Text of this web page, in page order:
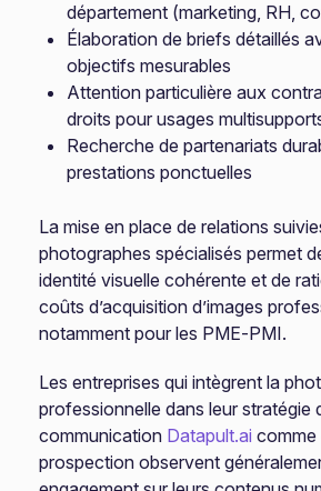
département (marketing, RH,
Élaboration de briefs détaillés
objectifs mesurables
Attention particulière aux
droits pour usages
Recherche de partenariats
prestations ponctuelles
La mise en place de relations
photographes spécialisés permet
identité visuelle cohérente et de
coûts d’acquisition d’images
notamment pour les PME-PMI.
Les entreprises qui intègrent la
professionnelle dans leur stratégie
communication Datapult.ai comme
prospection observent